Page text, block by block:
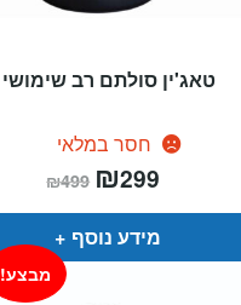
טאג'ין סולתם רב שימושי
חסר במלאי
₪499 המחיר
המקורי
היה:
₪499.
₪299
הוא:
מידע נוסף
מבצע!